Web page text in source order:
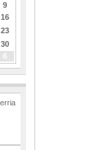
9
16
23
30
6